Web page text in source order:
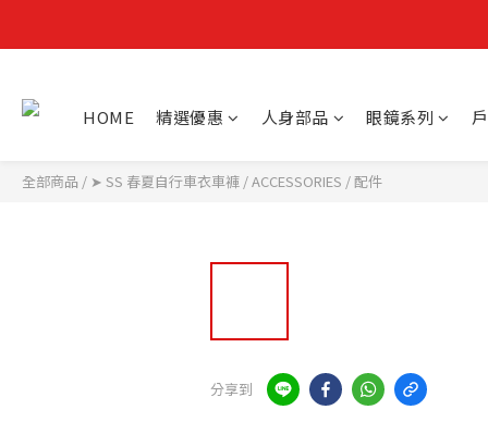
HOME 精選優惠 人身部品 眼鏡系列
全部商品 / ➤ SS 春夏自行車衣車褲 /ACCESSORIES / 配件
分享到